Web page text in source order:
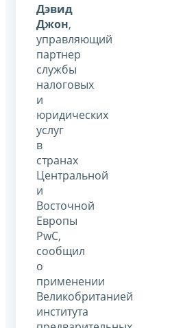
Дэвид
Джон,
управляющий
партнер
службы
налоговых
и
юридических
услуг
в
странах
Центральной
и
Восточной
Европы
PwC,
сообщил
о
применении
Великобританией
института